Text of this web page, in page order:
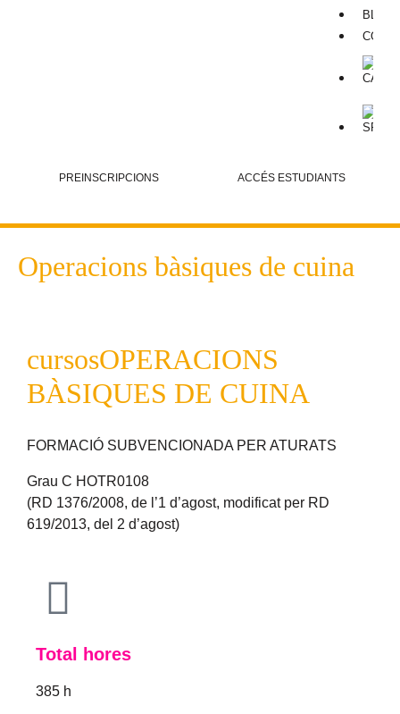
BLOG
PREINSCRIPCIONS ACCÉS ESTUDIANTS
Operacions bàsiques de cuina
cursosOPERACIONS
BÀSIQUES DE CUINA
FORMACIÓ SUBVENCIONADA PER ATURATS
Grau C HOTR0108
(RD 1376/2008, de l’1 d’agost, modificat per RD
619/2013, del 2 d’agost)
Total hores
385 h